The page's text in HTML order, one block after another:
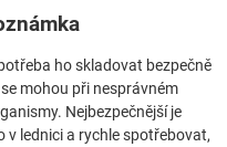
ho skladovat bezpečně
mohou při nesprávném
Nejbezpečnější je
lednici a rychle spotřebovat,